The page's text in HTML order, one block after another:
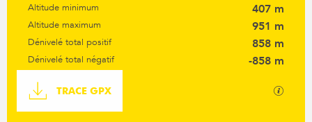
Altitude minimum 407 m
Altitude maximum 951 m
Dénivelé total positif 858 m
Dénivelé total négatif
-858 m
Documentation
TRACE GPX